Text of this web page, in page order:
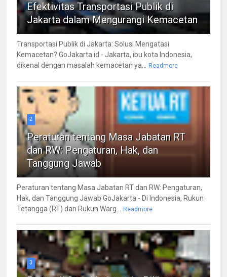
Efektivitas Transportasi Publik di
Jakarta dalam Mengurangi Kemacetan
Transportasi Publik di Jakarta: Solusi Mengatasi
Kemacetan? GoJakarta.id - Jakarta, ibu kota Indonesia,
dikenal dengan masalah kemacetan ya... Readmore
2
Peraturan tentang Masa Jabatan RT
dan RW: Pengaturan, Hak, dan
Tanggung Jawab
Peraturan tentang Masa Jabatan RT dan RW: Pengaturan,
Hak, dan Tanggung Jawab GoJakarta - Di Indonesia, Rukun
Tetangga (RT) dan Rukun Warg... Readmore
3